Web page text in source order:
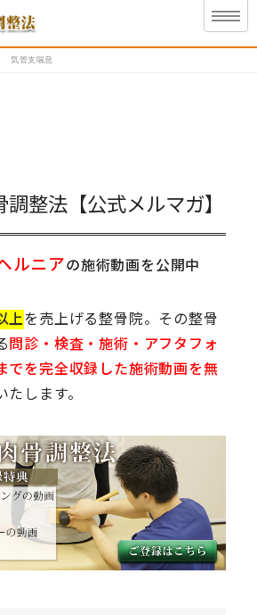
気管支喘息
整法【公式メルマガ】
ルニアの施術動画を公開中
上を売上げる整骨院。その整骨
問診・検査・施術・アフタフォ
でを完全収録した施術動画を無
します。